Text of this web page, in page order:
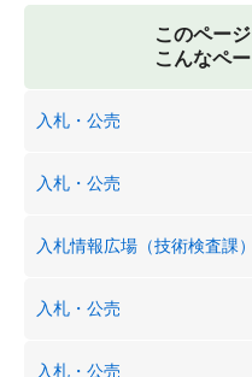
このペー
こんなペ
入札・公売
入札・公売
入札情報広場（技術検査課）
入札・公売
入札・公売